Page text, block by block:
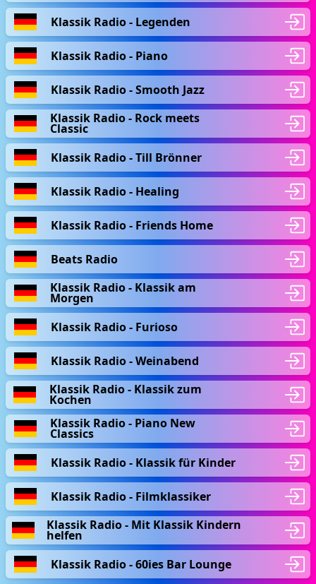
Klassik Radio - Legenden
Klassik Radio - Piano
Klassik Radio - Smooth Jazz
Klassik Radio - Rock meets
Classic
Klassik Radio - Till Brönner
Klassik Radio - Healing
Klassik Radio - Friends Home
Beats Radio
Klassik Radio - Klassik am
Morgen
Klassik Radio - Furioso
Klassik Radio - Weinabend
Klassik Radio - Klassik zum
Kochen
Klassik Radio - Piano New
Classics
Klassik Radio - Klassik für Kinder
Klassik Radio - Filmklassiker
Klassik Radio - Mit Klassik Kindern
helfen
Klassik Radio - 60ies Bar Lounge